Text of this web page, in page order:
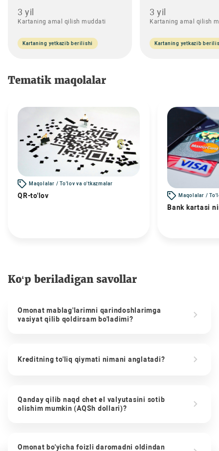
3 yil
Kartaning amal qilish muddati
Kartaning yetkazib berilishi
3 yil
Kartaning amal qilish
Kartaning yetkazib
Tematik maqolalar
Maqolalar / To'lov va o'tkazmalar
QR-to'lov Maqolalar /
Bank kartasi
Ko‘p beriladigan savollar
Omonat mablag'larimni qarindoshlarimga
vasiyat qilib qoldirsam bo'ladimi?
Kreditning to'liq qiymati nimani anglatadi?
Qanday qilib naqd chet el valyutasini sotib
olishim mumkin (AQSh dollari)?
Omonat bo'yicha foizli daromadni oldindan